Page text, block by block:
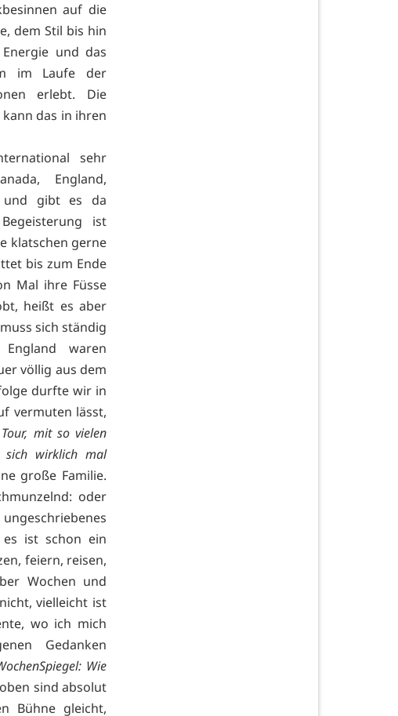
auf die
dem Stil bis hin
und das
im Laufe der
erlebt. Die
das in ihren
sehr
England,
und gibt es da
ist
klatschen gerne
bis zum Ende
Mal ihre Füsse
heißt es aber
sich ständig
waren
völlig aus dem
durfte wir in
vermuten lässt,
mit so vielen
sich wirklich mal
große Familie.
oder
ist schon ein
feiern, reisen,
Wochen und
vielleicht ist
wo ich mich
Gedanken
Wie
sind absolut
Bühne gleicht,